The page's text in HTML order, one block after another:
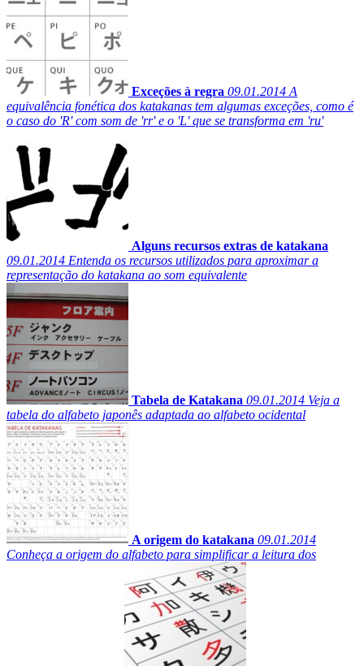
Exceções à regra 09.01.2014 A
equivalência fonética dos katakanas tem algumas exceções, como é
o caso do 'R' com som de 'rr' e o 'L' que se transforma em 'ru'
Alguns recursos extras de katakana
09.01.2014 Entenda os recursos utilizados para aproximar a
representação do katakana ao som equivalente
Tabela de Katakana 09.01.2014 Veja a
tabela do alfabeto japonês adaptada ao alfabeto ocidental
A origem do katakana 09.01.2014
Conheça a origem do alfabeto para simplificar a leitura dos